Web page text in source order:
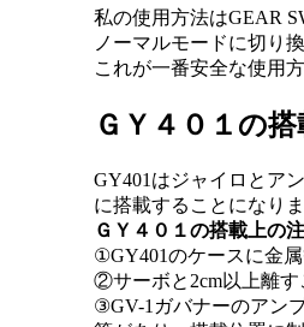
私の使用方法はGEAR
ノーマルモードに切り
これが一番安全な使用
ＧＹ４０１の
GY401はジャイロとア
に搭載することになりま
ＧＹ４０１の搭載上の
①GY401のケースに金
②サーボと2cm以上離す
③GV-1ガバナーのアン